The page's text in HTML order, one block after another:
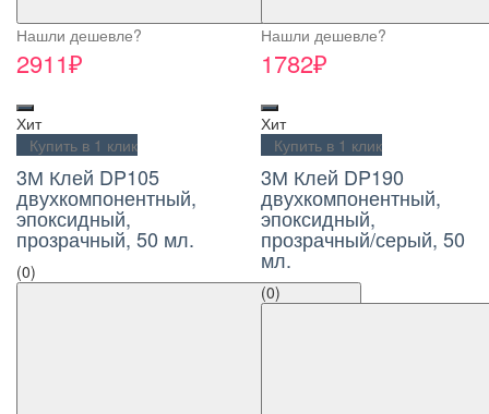
Нашли дешевле?
2911₽
Нашли дешевле?
1782₽
Хит
Купить в 1 клик
3М Клей DP105
двухкомпонентный,
эпоксидный,
прозрачный, 50 мл.
(0)
Хит
Купить в 1 клик
3М Клей DP190
двухкомпонентный,
эпоксидный,
прозрачный/серый, 50
мл.
(0)